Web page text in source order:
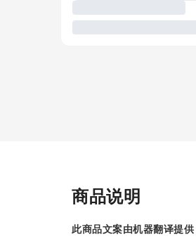
商品说明
此商品文案由机器翻译提